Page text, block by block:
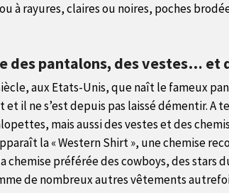
à rayures, claires ou noires, poches
des pantalons, des vestes… et
aux Etats-Unis, que naît le fameux
il ne s’est depuis pas laissé démentir. A
mais aussi des vestes et des
la « Western Shirt », une chemise
chemise préférée des cowboys, des
de nombreux autres vêtements